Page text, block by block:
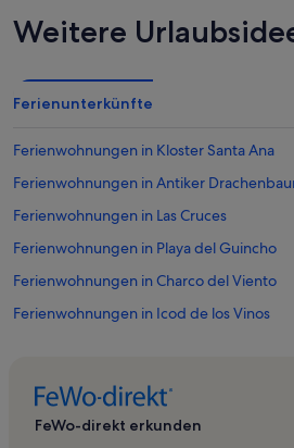
Weitere
Ferienunterkünfte
Ferienwohnungen in Kloster Santa Ana
Ferienwohnungen in Antiker
Ferienwohnungen in Las Cruces
Ferienwohnungen in Playa del Guincho
Ferienwohnungen in Charco del Viento
Ferienwohnungen in Icod de los Vinos
Ferienwohnungen in Parque del Drago
FeWo-direkt erkunden